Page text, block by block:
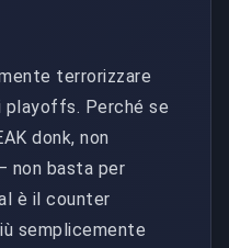
terrorizzare
playoffs. Perché se
donk, non
non basta per
è il counter
semplicemente